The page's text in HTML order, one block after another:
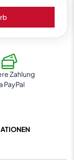
Zahlung
PayPal